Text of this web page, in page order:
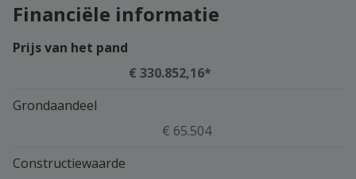
Financiële informatie
Prijs van het pand
€ 330.852,16*
Grondaandeel
€ 65.504
Constructiewaarde